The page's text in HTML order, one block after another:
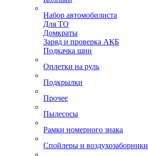
Набор автомобилиста
Для ТО
Домкраты
Заряд и проверка АКБ
Подкачка шин
Оплетки на руль
Подкрылки
Прочее
Пылесосы
Рамки номерного знака
Спойлеры и воздухозаборники